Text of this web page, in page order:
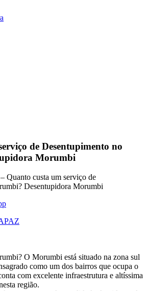
de Desentupimento no
Morumbi
– Quanto custa um serviço de
Desentupidora Morumbi
O Morumbi está situado na zona sul
como um dos bairros que ocupa o
com excelente infraestrutura e altíssima
região.